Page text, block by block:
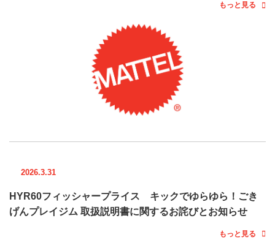
もっと見る
2026.3.31
HYR60フィッシャープライス キックでゆらゆら！ごき
げんプレイジム 取扱説明書に関するお詫びとお知らせ
もっと見る